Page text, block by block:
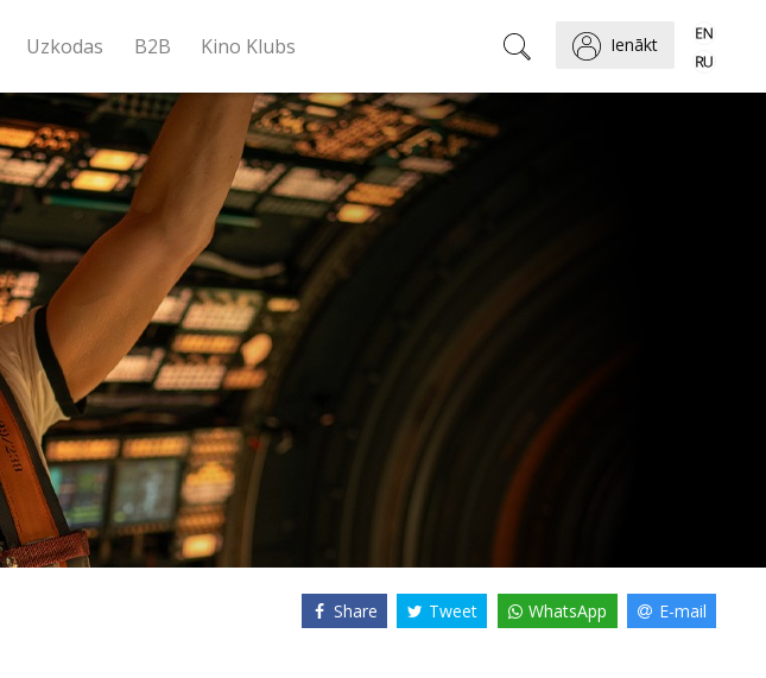
Uzkodas B2B Kino Klubs Ienākt
Share Tweet WhatsApp E-mail